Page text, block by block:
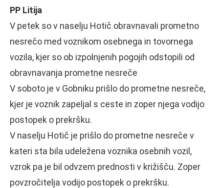
PP Litija
V petek so v naselju Hotič obravnavali prometno
nesrečo med voznikom osebnega in tovornega
vozila, kjer so ob izpolnjenih pogojih odstopili od
obravnavanja prometne nesreče
V soboto je v Gobniku prišlo do prometne nesreče,
kjer je voznik zapeljal s ceste in zoper njega vodijo
postopek o prekršku.
V naselju Hotič je prišlo do prometne nesreče v
kateri sta bila udeležena voznika osebnih vozil,
vzrok pa je bil odvzem prednosti v križišču. Zoper
povzročitelja vodijo postopek o prekršku.